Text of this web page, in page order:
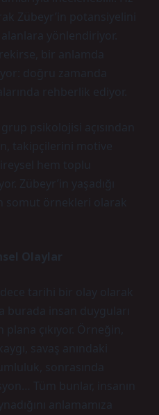
Zübeyr’in potansiyelini
yönlendiriyor.
bir anlamda
doğru zamanda
rehberlik ediyor.
psikolojisi açısından
takipçilerini motive
hem toplu
Zübeyr’in yaşadığı
somut örnekleri olarak
Olaylar
tarihi bir olay olarak
burada insan duyguları
çıkıyor. Örneğin,
savaş anındaki
sonrasında
Tüm bunlar, insanın
anlamamıza